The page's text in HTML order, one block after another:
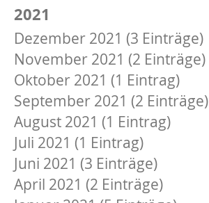
2021
Dezember 2021 (3 Einträge)
November 2021 (2 Einträge)
Oktober 2021 (1 Eintrag)
September 2021 (2 Einträge)
August 2021 (1 Eintrag)
Juli 2021 (1 Eintrag)
Juni 2021 (3 Einträge)
April 2021 (2 Einträge)